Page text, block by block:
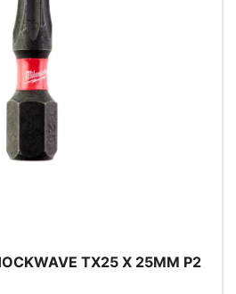
TX25 X 25MM P2